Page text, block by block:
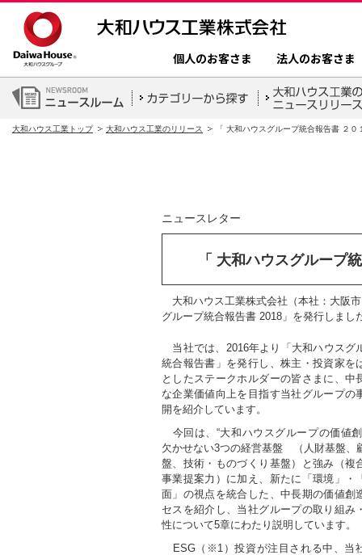
個人のお客さま 法人のお客さま
大和ハウス工業トップ 大和ハウス工業のリリース 「 大和ハウスグループ統合報告書 ２０
ニュースレター
「 大和ハウスグループ
大和ハウス工業株式会社（本社：大阪
グループ統合報告書 2018」を発行しまし
当社では、2016年より「大和ハウスグ
統合報告書」を発行し、株主・投資家を
としたステークホルダーの皆さまに、中
な企業価値向上を目指す当社グループの
開を紹介しています。
今回は、“大和ハウスグループの価値
欠かせない3つの経営基盤 （人財基盤、
盤、技術・ものづくり基盤）と強み（複
事業提案力）に加え、新たに「環境」・
面」の視点を統合した、中長期の価値創
セスを紹介し、当社グループの取り組み
性について5章にわたり説明しています。
ESG（※1）投資が注目される中、当